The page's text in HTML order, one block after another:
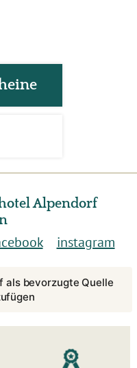
Alpendorf
instagram
bevorzugte Quelle